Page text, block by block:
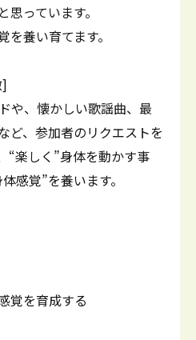
っています。
養い育てます。
や、懐かしい歌謡曲、最
ど、参加者のリクエストを
“楽しく”身体を動かす事
感覚”を養います。
覚を育成する